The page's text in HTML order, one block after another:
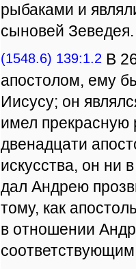
рыбаками и
сыновей Зеведея.
(1548.6) 139:1.2 В
апостолом, ему
Иисусу; он
имел
двенадцати
искусства, он ни
дал Андрею
тому, как
в отношении